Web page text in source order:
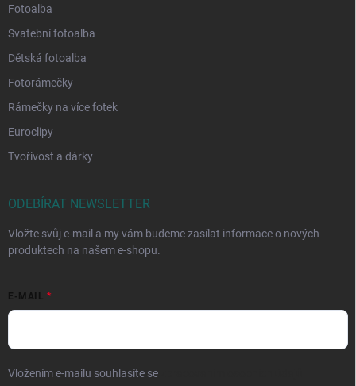
Fotoalba
Svatební fotoalba
Dětská fotoalba
Fotorámečky
Rámečky na více fotek
Euroclipy
Tvořivost a dárky
ODEBÍRAT NEWSLETTER
Vložte svůj e-mail a my vám budeme zasílat informace o nových
produktech na našem e-shopu.
E-MAIL
Vložením e-mailu souhlasíte se